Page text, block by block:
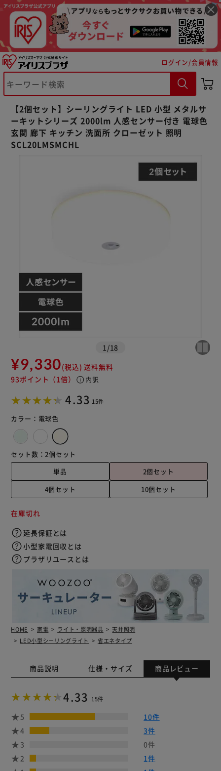
ログイン/会員情報
【2個セット】シーリングライト LED 小型 メタルサ
ーキットシリーズ 2000lm 人感センサー付き 電球色
玄関 廊下 キッチン 洗面所 クローゼット 照明
SCL20LMSMCHL
1 /18
¥9,330(税込) 送料無料
93ポイント （1倍） info 内訳
4.33 15件
カラー： 電球色
セット数： 2個セット
単品
2個セット
4個セット
10個セット
在庫切れ
延長保証とは
小型家電回収とは
プラザリユースとは
HOME 家電 ライト・照明器具
天井照明
LED小型シーリングライト
省エネタイプ
商品説明 仕様・サイズ 商品レビュー
4.33 15件
5
10件
4
3件
3
0件
2
1件
カートに入れる